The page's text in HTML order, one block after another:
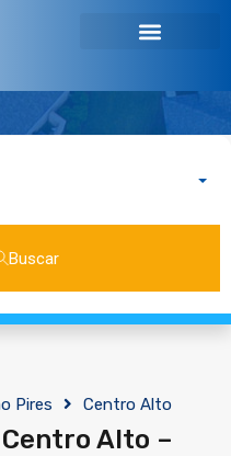
Buscar
Pires Centro Alto
Alto –